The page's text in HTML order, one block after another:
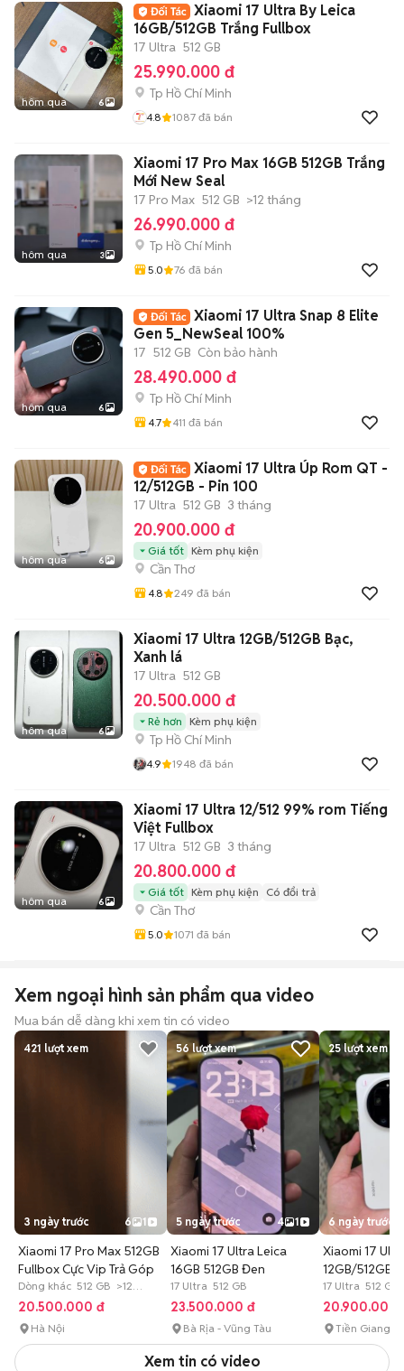
hôm qua 6
Xiaomi 17 Ultra By Leica
16GB/512GB Trắng Fullbox
17 Ultra 512 GB
25.990.000 đ
Tp Hồ Chí Minh
4.8 1087 đã bán
hôm qua 3
Xiaomi 17 Pro Max 16GB 512GB Trắng
Mới New Seal
17 Pro Max 512 GB >12 tháng
26.990.000 đ
Tp Hồ Chí Minh
5.0 76 đã bán
hôm qua 6
Xiaomi 17 Ultra Snap 8 Elite
Gen 5_NewSeal 100%
17 512 GB Còn bảo hành
28.490.000 đ
Tp Hồ Chí Minh
4.7 411 đã bán
hôm qua 6
Xiaomi 17 Ultra Úp Rom QT -
12/512GB - Pin 100
17 Ultra 512 GB 3 tháng
20.900.000 đ
Giá tốt Kèm phụ kiện
Cần Thơ
4.8 249 đã bán
hôm qua 6
Xiaomi 17 Ultra 12GB/512GB Bạc,
Xanh lá
17 Ultra 512 GB
20.500.000 đ
Rẻ hơn Kèm phụ kiện
Tp Hồ Chí Minh
4.9 1948 đã bán
hôm qua 6
Xiaomi 17 Ultra 12/512 99% rom Tiếng
Việt Fullbox
17 Ultra 512 GB 3 tháng
20.800.000 đ
Giá tốt Kèm phụ kiện Có đổi trả
Cần Thơ
5.0 1071 đã bán
Xem ngoại hình sản phẩm qua video
Mua bán dễ dàng khi xem tin có video
421 lượt xem
3 ngày trước 6 1
Xiaomi 17 Pro Max 512GB
Fullbox Cực Vip Trả Góp
Dòng khác 512 GB >12
tháng
20.500.000 đ
Hà Nội
56 lượt xem
5 ngày trước 4 1
Xiaomi 17 Ultra Leica
16GB 512GB Đen
17 Ultra 512 GB
23.500.000 đ
Bà Rịa - Vũng Tàu
25lượt xem
6 ngày trước
Xiaomi 17
12GB/512GB
FullBox.
17 Ultra 512
20.900.000
Tiền Giang
Xem tin có video